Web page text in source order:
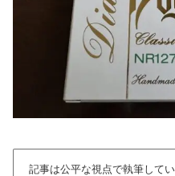
記事は公平な視点で執筆して